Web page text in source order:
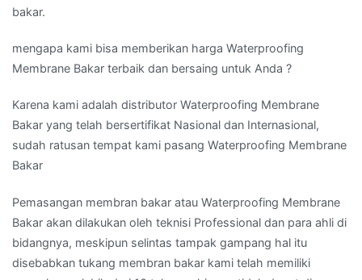
bakar.
mengapa kami bisa memberikan harga Waterproofing
Membrane Bakar terbaik dan bersaing untuk Anda ?
Karena kami adalah distributor Waterproofing Membrane
Bakar yang telah bersertifikat Nasional dan Internasional,
sudah ratusan tempat kami pasang Waterproofing Membrane
Bakar
Pemasangan membran bakar atau Waterproofing Membrane
Bakar akan dilakukan oleh teknisi Professional dan para ahli di
bidangnya, meskipun selintas tampak gampang hal itu
disebabkan tukang membran bakar kami telah memiliki